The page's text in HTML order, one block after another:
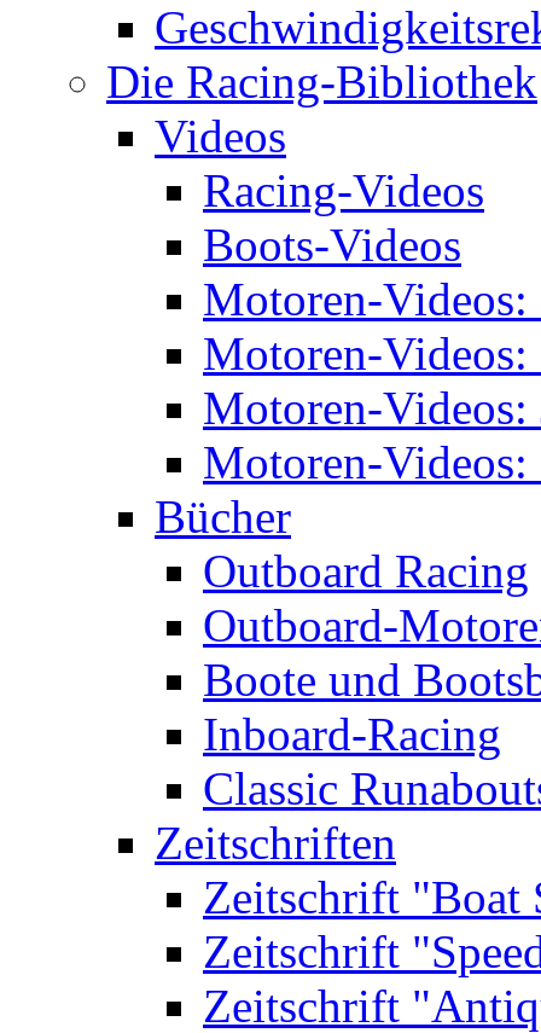
Die Racing-Bibliothek
Videos
Racing-Videos
Boots-Videos
Motoren-
Motoren-
Motoren-Videos:
Motoren-Videos:
Bücher
Outboard Racing
Outboard-
Boote und
Inboard-Racing
Classic
Zeitschriften
Zeitschrift "Boat
Zeitschrift
Zeitschrift